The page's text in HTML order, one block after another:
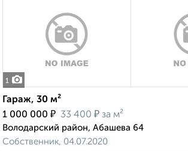
1
Гараж, 30 м²
1 000 000 ₽ 33 400 ₽ за м²
Володарский район, Абашева 64
Собственник, 04.07.2020